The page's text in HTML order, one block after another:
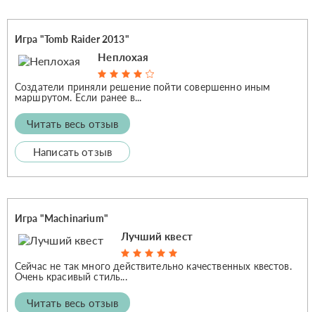
Игра "Tomb Raider 2013"
Неплохая
Создатели приняли решение пойти совершенно иным
маршрутом. Если ранее в...
Читать весь отзыв
Написать отзыв
Игра "Machinarium"
Лучший квест
Сейчас не так много действительно качественных квестов.
Очень красивый стиль...
Читать весь отзыв